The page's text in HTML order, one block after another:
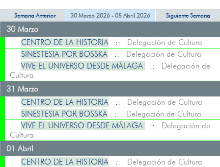
Semana Anterior 30 Marzo 2026 - 05 Abril 2026 Siguiente Semana
30 Marzo
CENTRO DE LA HISTORIA :: Delegación de Cultura
SINESTESIA POR BOSSKA :: Delegación de Cultura
VIVE EL UNIVERSO DESDE MÁLAGA
:: Delegación de
Cultura
31 Marzo
CENTRO DE LA HISTORIA :: Delegación de Cultura
SINESTESIA POR BOSSKA :: Delegación de Cultura
VIVE EL UNIVERSO DESDE MÁLAGA
:: Delegación de
Cultura
01 Abril
CENTRO DE LA HISTORIA :: Delegación de Cultura